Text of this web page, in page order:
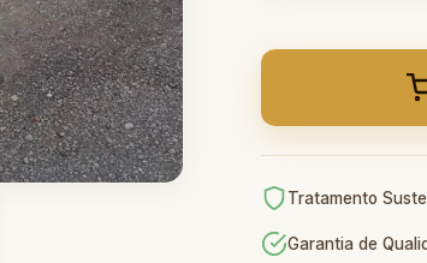
Tratamento
Garantia de